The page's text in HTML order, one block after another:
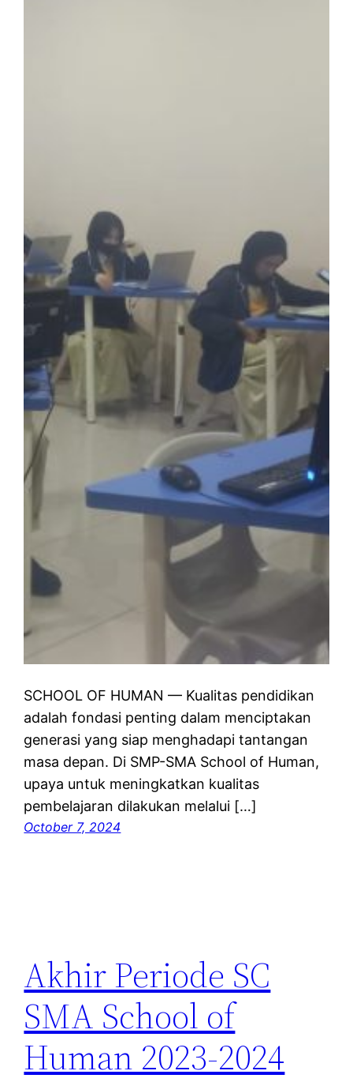
SCHOOL OF HUMAN — Kualitas pendidikan
adalah fondasi penting dalam menciptakan
generasi yang siap menghadapi tantangan
masa depan. Di SMP-SMA School of Human,
upaya untuk meningkatkan kualitas
pembelajaran dilakukan melalui […]
October 7, 2024
Akhir Periode SC
SMA School of
Human 2023-2024